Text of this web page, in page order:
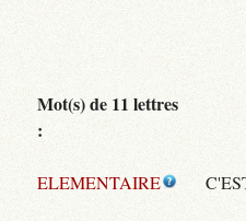
Mot(s) de 11 lettres
:
ELEMENTAIRE